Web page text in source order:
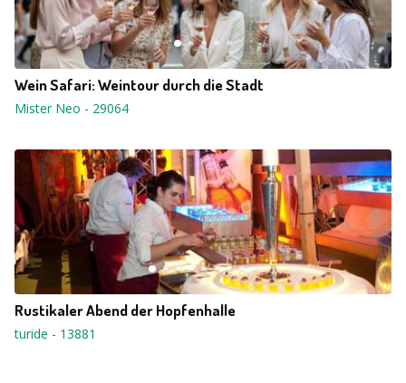
Wein Safari: Weintour durch die Stadt
Mister Neo - 29064
Rustikaler Abend der Hopfenhalle
turide - 13881